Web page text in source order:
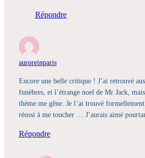
Répondre
auroreinparis
Encore une belle critique ! J’ai retrouvé
funèbres, et l’étrange noel de Mr Jack,
thème me gêne. Je l’ai trouvé
réussi à me toucher … J’aurais aimé
Répondre